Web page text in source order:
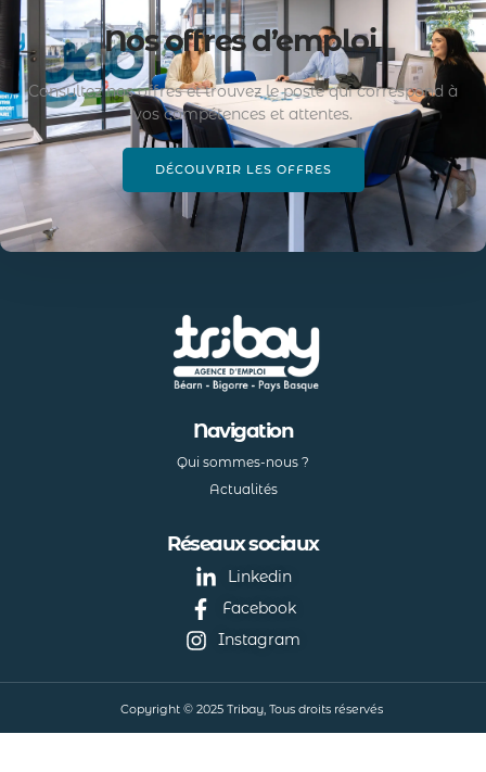
Nos offres d’emploi
Consultez nos offres et trouvez le poste qui correspond à
vos compétences et attentes.
DÉCOUVRIR LES OFFRES
Navigation
Qui sommes-nous ?
Actualités
Réseaux sociaux
Linkedin
Facebook
Instagram
Copyright © 2025 Tribay, Tous droits réservés